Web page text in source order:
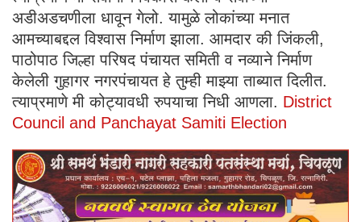
अडीअडचणीला धावून गेलो. यामुळे लोकांच्या मनात
आमच्याबद्दल विश्वास निर्माण झाला. आमदार की जिंकली,
पाठोपाठ जिल्हा परिषद पंचायत समिती व नव्याने निर्माण
केलेली गुहागर नगरपंचायत हे तुम्ही माझ्या ताब्यात दिलीत.
त्याप्रमाणे मी कोट्यावधी रुपयाचा निधी आणला. District
Council and Panchayat Samiti Election